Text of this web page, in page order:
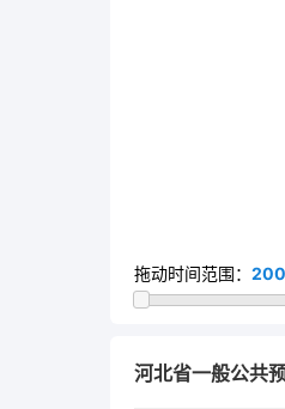
拖动时间范围：
河北省一般公共